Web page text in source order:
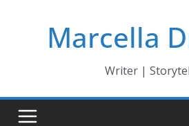
Marcella
Writer |